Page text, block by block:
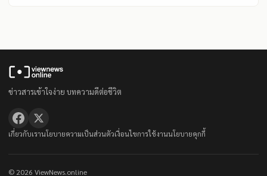
ข่าวสารเข้าใจง่าย บทความดีต่อชีวิต
เกี่ยวกับเรานโยบายความเป็นส่วนตัวเงื่อนไขการใช้งานนโยบายคุกกี้
© 2026 ViewNews.online